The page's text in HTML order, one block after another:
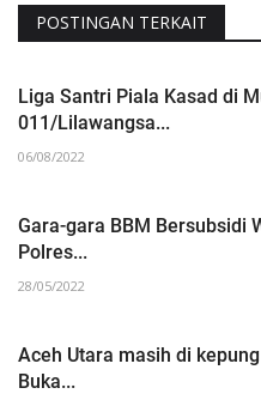
POSTINGAN TERKAIT
Liga Santri Piala Kasad di
011/Lilawangsa...
06/08/2022
Gara-gara BBM Bersubsidi
Polres...
28/05/2022
Aceh Utara masih di
Buka...